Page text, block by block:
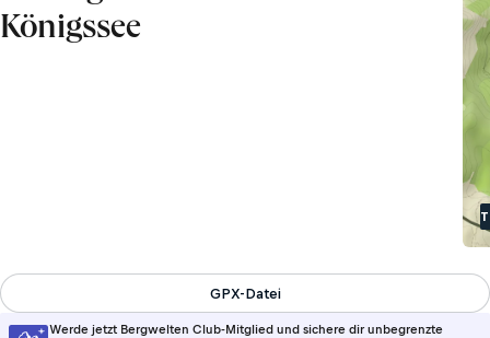
Königssee
Werde jetzt Bergwelten Club-Mitglied und sichere dir unbegrenzte
GPX-Datei